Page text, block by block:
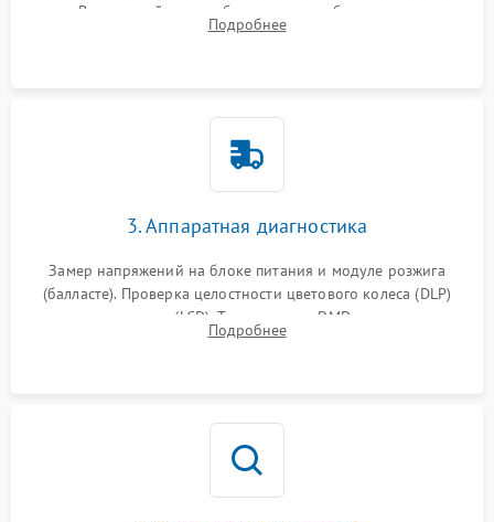
пыли. Визуальный осмотр блока питания, балласта лампы и
материнской платы на наличие прогаров или вздутых
Подробнее
3. Аппаратная диагностика
Замер напряжений на блоке питания и модуле розжига
(балласте). Проверка целостности цветового колеса (DLP)
или поляризаторов (LCD). Тестирование DMD-чипа, датчиков
температуры и оптопар с помощью мультиметра и
Подробнее